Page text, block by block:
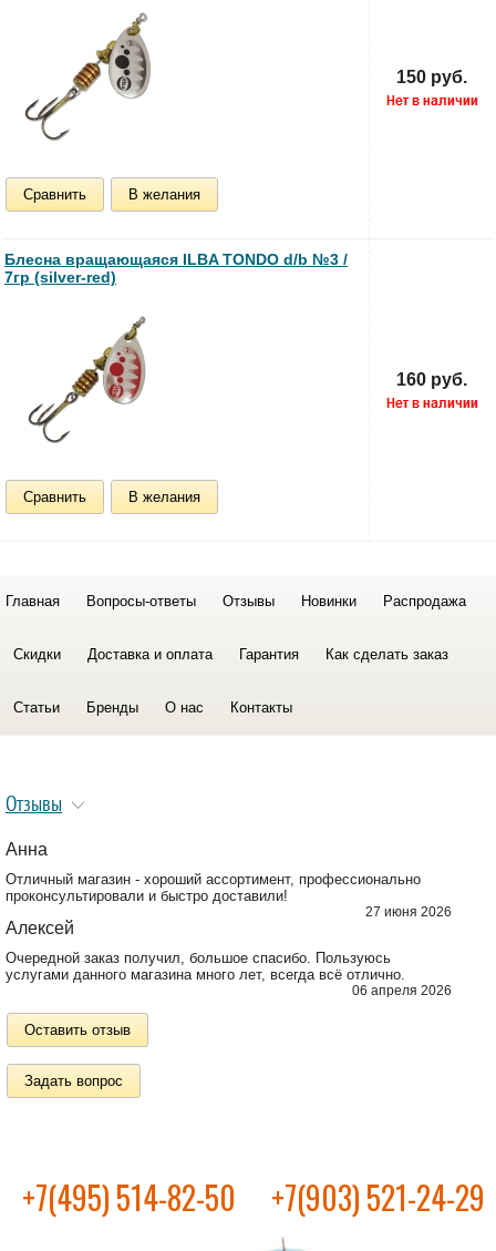
Сравнить В желания
150 руб.
Блесна вращающаяся ILBA TONDO d/b №3 /
7гр (silver-red)
Сравнить В желания
160 руб.
Главная Вопросы-ответы Отзывы Новинки Распродажа
Скидки Доставка и оплата Гарантия Как сделать заказ
Статьи Бренды О нас Контакты
Отзывы
Анна
Отличный магазин - хороший ассортимент, профессионально
проконсультировали и быстро доставили!
27 июня 2026
Алексей
Очередной заказ получил, большое спасибо. Пользуюсь
услугами данного магазина много лет, всегда всё отлично.
06 апреля 2026
Оставить отзыв
Задать вопрос
+7(495) 514-82-50 +7(903) 521-24-29